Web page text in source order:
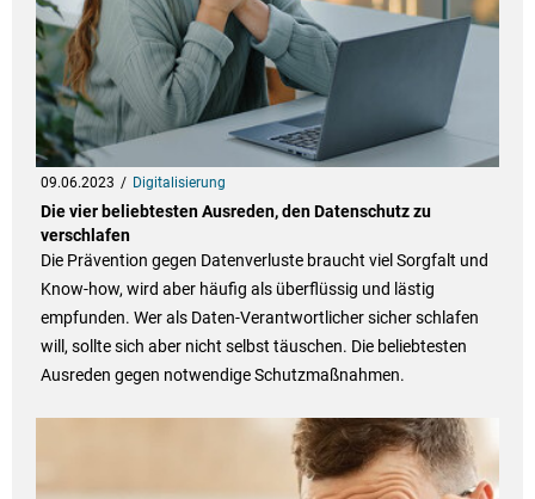
09.06.2023 Digitalisierung
Die vier beliebtesten Ausreden, den Datenschutz zu
verschlafen
Die Prävention gegen Datenverluste braucht viel Sorgfalt und
Know-how, wird aber häufig als überflüssig und lästig
empfunden. Wer als Daten-Verantwortlicher sicher schlafen
will, sollte sich aber nicht selbst täuschen. Die beliebtesten
Ausreden gegen notwendige Schutzmaßnahmen.